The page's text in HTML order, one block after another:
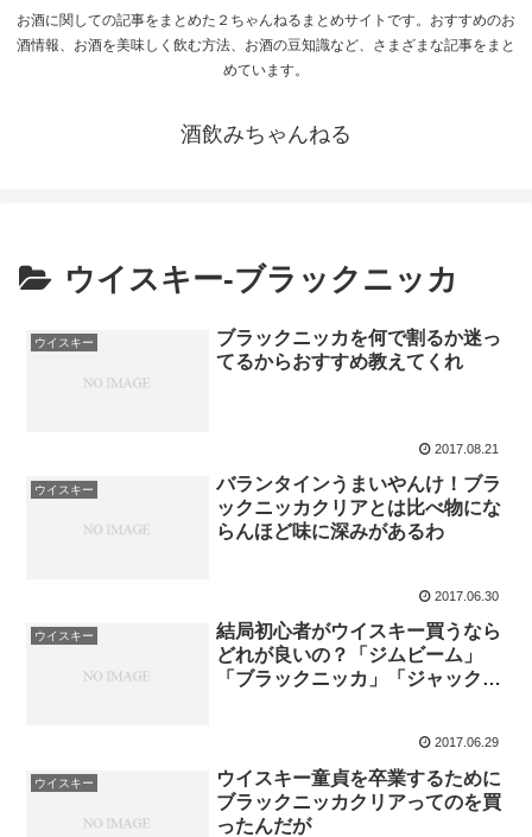
お酒に関しての記事をまとめた２ちゃんねるまとめサイトです。おすすめのお
酒情報、お酒を美味しく飲む方法、お酒の豆知識など、さまざまな記事をまと
めています。
酒飲みちゃんねる
ウイスキー-ブラックニッカ
ウイスキー
ブラックニッカを何で割るか迷っ
てるからおすすめ教えてくれ
2017.08.21
ウイスキー
バランタインうまいやんけ！ブラ
ックニッカクリアとは比べ物にな
らんほど味に深みがあるわ
2017.06.30
ウイスキー
結局初心者がウイスキー買うなら
どれが良いの？「ジムビーム」
「ブラックニッカ」「ジャックダ
2017.06.29
ウイスキー
ウイスキー童貞を卒業するために
ブラックニッカクリアってのを買
ったんだが